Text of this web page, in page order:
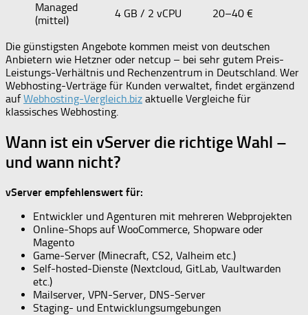
Managed
(mittel)
4 GB / 2 vCPU 20–40 €
Die günstigsten Angebote kommen meist von deutschen
Anbietern wie Hetzner oder netcup – bei sehr gutem Preis-
Leistungs-Verhältnis und Rechenzentrum in Deutschland. Wer
Webhosting-Verträge für Kunden verwaltet, findet ergänzend
aufWebhosting-Vergleich.biz aktuelle Vergleiche für
klassisches Webhosting.
Wann ist ein vServer die richtige Wahl –
und wann nicht?
vServer empfehlenswert für:
Entwickler und Agenturen mit mehreren Webprojekten
Online-Shops auf WooCommerce, Shopware oder
Magento
Game-Server (Minecraft, CS2, Valheim etc.)
Self-hosted-Dienste (Nextcloud, GitLab, Vaultwarden
etc.)
Mailserver, VPN-Server, DNS-Server
Staging- und Entwicklungsumgebungen